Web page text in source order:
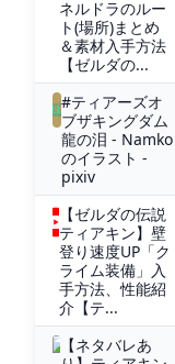
ネルドラのルー
ト(場所)まとめ
＆素材入手方法
【ゼルダの...
#ティアーズオ
ブザキングダム
龍の泪 - Namko
のイラスト -
pixiv
【ゼルダの伝説
ティアキン】壁
登り速度UP「ク
ライム装備」入
手方法、性能紹
介【テ...
【ネタバレあ